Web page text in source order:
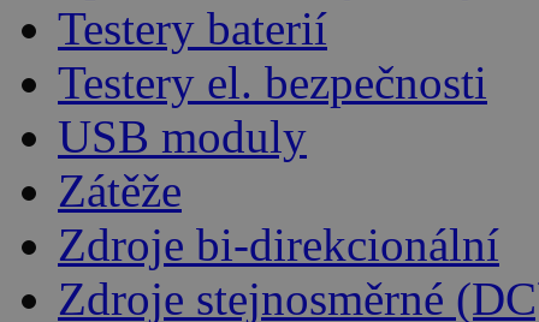
Testery baterií
Testery el. bezpečnosti
USB moduly
Zátěže
Zdroje bi-direkcionální
Zdroje stejnosměrné